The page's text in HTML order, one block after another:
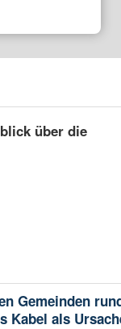
über die
Gemeinden
Kabel als